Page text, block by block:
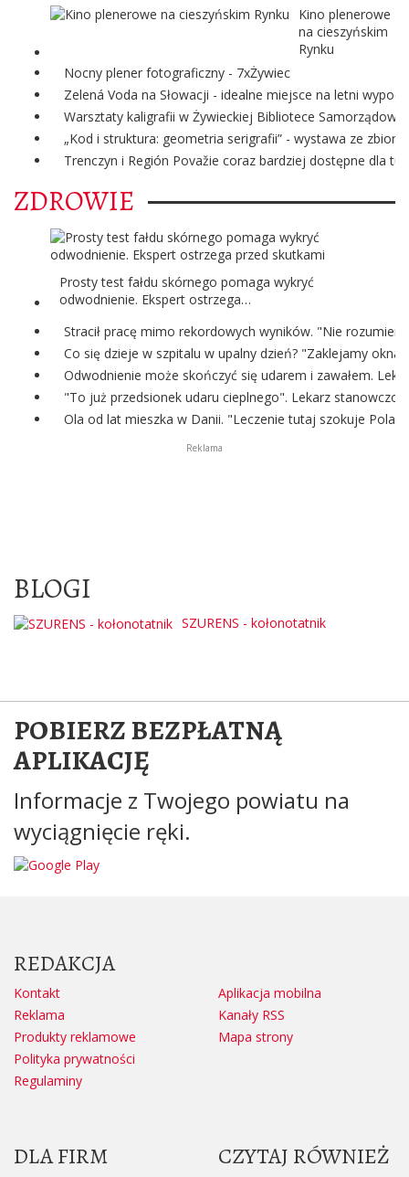
Kino plenerowe
na cieszyńskim
Rynku
Nocny plener fotograficzny - 7xŻywiec
Zelená Voda na Słowacji - idealne miejsce na letni
Warsztaty kaligrafii w Żywieckiej Bibliotece Samorządowej
„Kod i struktura: geometria serigrafii” - wystawa ze
Trenczyn i Región Považie coraz bardziej dostępne dla
ZDROWIE
Prosty test fałdu skórnego pomaga wykryć
odwodnienie. Ekspert ostrzega…
Stracił pracę mimo rekordowych wyników. "Nie
Co się dzieje w szpitalu w upalny dzień? "Zaklejamy
Odwodnienie może skończyć się udarem i zawałem.
"To już przedsionek udaru cieplnego". Lekarz stanowczo
Ola od lat mieszka w Danii. "Leczenie tutaj szokuje
Reklama
BLOGI
SZURENS - kołonotatnik
POBIERZ BEZPŁATNĄ
APLIKACJĘ
Informacje z Twojego powiatu na
wyciągnięcie ręki.
REDAKCJA
Kontakt
Reklama
Produkty reklamowe
Polityka prywatności
Regulaminy
Aplikacja mobilna
Kanały RSS
Mapa strony
DLA FIRM CZYTAJ RÓWNIEŻ